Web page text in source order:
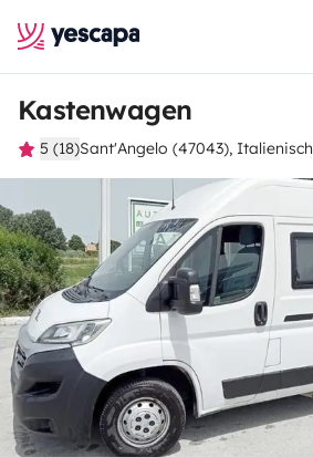
Kastenwagen
5 (18)Sant'Angelo (47043), Italienisch